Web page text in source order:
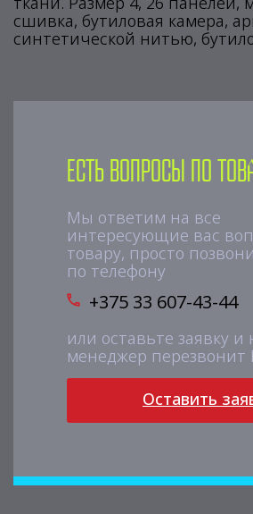
сшивка, бутиловая камера,
синтетической нитью,
Есть вопросы по
Мы ответим на все
интересующие вас
товару, просто
по телефону
+375 33 607-43-44
или оставьте заявку
менеджер перезвонит
Оставить